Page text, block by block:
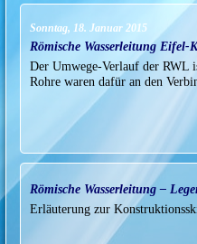
Sonntag, 18. Januar 2015
Römische Wasserleitung
Der Umwege-Verlauf der RWL
Rohre waren dafür an den
Römische Wasserleitung –
Erläuterung zur